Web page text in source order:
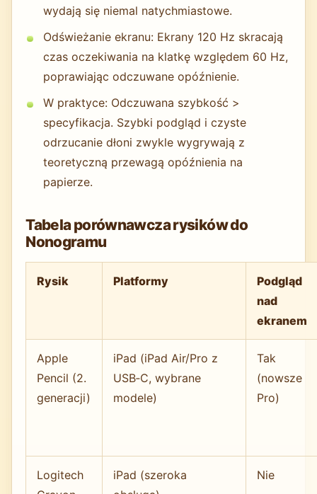
wydają się niemal natychmiastowe.
Odświeżanie ekranu: Ekrany 120 Hz skracają
czas oczekiwania na klatkę względem 60 Hz,
poprawiając odczuwane opóźnienie.
W praktyce: Odczuwana szybkość >
specyfikacja. Szybki podgląd i czyste
odrzucanie dłoni zwykle wygrywają z
teoretyczną przewagą opóźnienia na
papierze.
Tabela porównawcza rysików do
Nonogramu
Rysik Platformy
Podgląd
nad
ekranem
Apple
Pencil (2.
generacji)
iPad (iPad Air/Pro z
USB‑C, wybrane
modele)
Tak
(nowsze
Pro)
Logitech
iPad (szeroka
Nie